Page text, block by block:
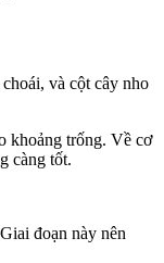
và cột cây nho
khoảng trống. Về cơ
càng tốt.
đoạn này nên